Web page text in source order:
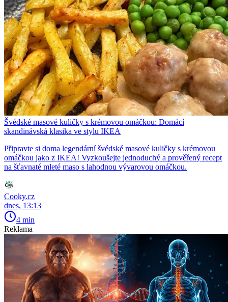
Švédské masové kuličky s krémovou omáčkou: Domácí
skandinávská klasika ve stylu IKEA
Připravte si doma legendární švédské masové kuličky s krémovou
omáčkou jako z IKEA! Vyzkoušejte jednoduchý a prověřený recept
na šťavnaté mleté maso s lahodnou vývarovou omáčkou.
Cooky.cz
dnes, 13:13
4 min
Reklama